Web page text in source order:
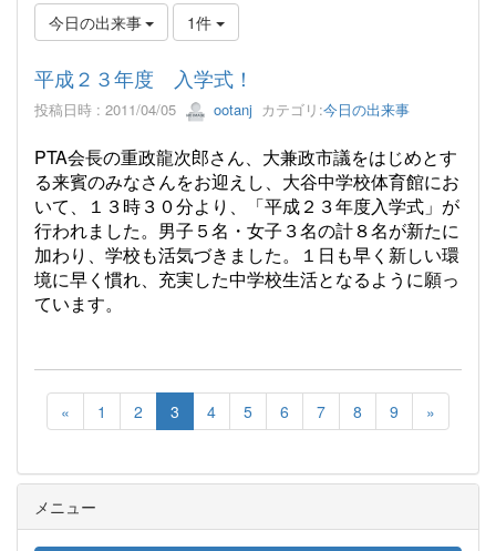
今日の出来事 1件
平成２３年度 入学式！
投稿日時 : 2011/04/05 ootanj カテゴリ:今日の出来事
PTA会長の重政龍次郎さん、大兼政市議をはじめとす
る来賓のみなさんをお迎えし、大谷中学校体育館にお
いて、１３時３０分より、「平成２３年度入学式」が
行われました。男子５名・女子３名の計８名が新たに
加わり、学校も活気づきました。１日も早く新しい環
境に早く慣れ、充実した中学校生活となるように願っ
ています。
« 1 2 3 4 5 6 7 8 9 »
メニュー